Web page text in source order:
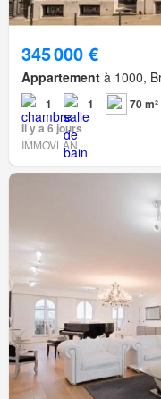
345 000 €
Appartement à 1000,
1 1
70 m²
Il y a 6 jours
IMMOVLAN